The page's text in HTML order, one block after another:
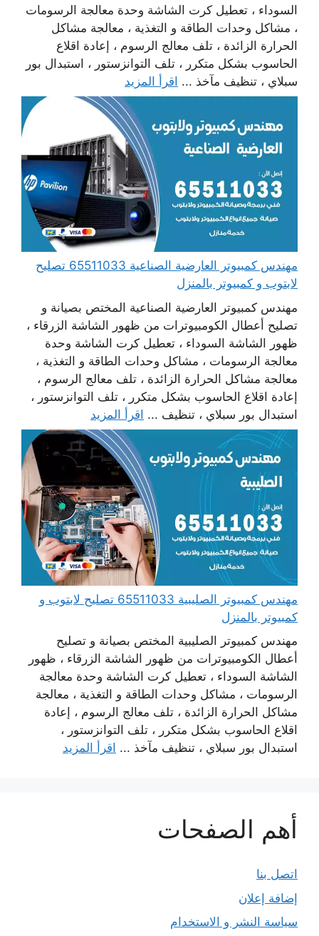
السوداء ، تعطيل كرت الشاشة وحدة معالجة الرسومات
، مشاكل وحدات الطاقة و التغذية ، معالجة مشاكل
الحرارة الزائدة ، تلف معالج الرسوم ، إعادة اقلاع
الحاسوب بشكل متكرر ، تلف التوانزستور ، استبدال بور
سبلاي ، تنظيف مآخذ ... اقرأ المزيد
مهندس كمبيوتر العارضية الصناعية 65511033 تصليح
لابتوب و كمبيوتر بالمنزل
مهندس كمبيوتر العارضية الصناعية المختص بصيانة و
تصليح أعطال الكومبيوترات من ظهور الشاشة الزرقاء ،
ظهور الشاشة السوداء ، تعطيل كرت الشاشة وحدة
معالجة الرسومات ، مشاكل وحدات الطاقة و التغذية ،
معالجة مشاكل الحرارة الزائدة ، تلف معالج الرسوم ،
إعادة اقلاع الحاسوب بشكل متكرر ، تلف التوانزستور ،
استبدال بور سبلاي ، تنظيف ... اقرأ المزيد
مهندس كمبيوتر الصليبية 65511033 تصليح لابتوب و
كمبيوتر بالمنزل
مهندس كمبيوتر الصليبية المختص بصيانة و تصليح
أعطال الكومبيوترات من ظهور الشاشة الزرقاء ، ظهور
الشاشة السوداء ، تعطيل كرت الشاشة وحدة معالجة
الرسومات ، مشاكل وحدات الطاقة و التغذية ، معالجة
مشاكل الحرارة الزائدة ، تلف معالج الرسوم ، إعادة
اقلاع الحاسوب بشكل متكرر ، تلف التوانزستور ،
استبدال بور سبلاي ، تنظيف مآخذ ... اقرأ المزيد
أهم الصفحات
اتصل بنا
إضافة إعلان
سياسة النشر و الاستخدام